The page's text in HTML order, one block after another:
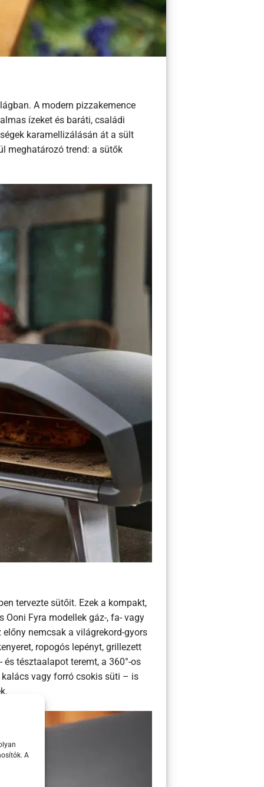
A
A modern pizzakemence
ízeket és baráti, családi
karamellizálásán át a sült
meghatározó trend: a sütők
tervezte sütőit. Ezek a kompakt,
Ooni Fyra modellek gáz-, fa- vagy
nemcsak a világrekord-gyors
ropogós lepényt, grillezett
tésztaalapot teremt, a 360°-os
vagy forró csokis süti – is